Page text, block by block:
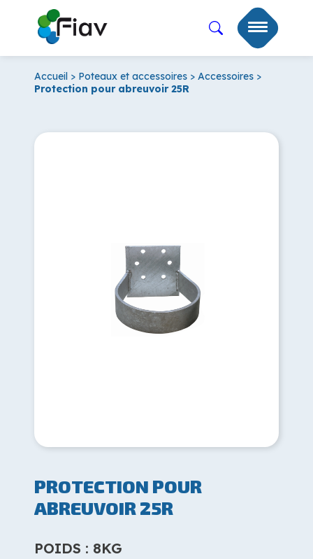
Accueil > Poteaux et accessoires > Accessoires >
Protection pour abreuvoir 25R
PROTECTION POUR
ABREUVOIR 25R
POIDS : 8KG